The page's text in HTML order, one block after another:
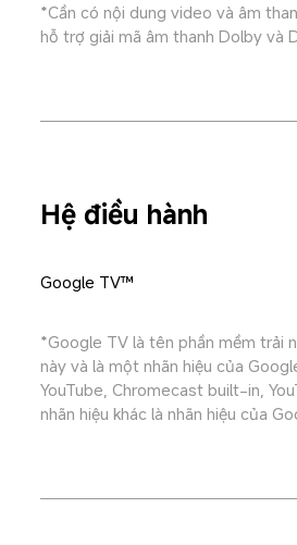
*Cần có nội dung video và âm
hỗ trợ giải mã âm thanh Dolby và
Hệ điều hành
Google TV™
*Google TV là tên phần mềm trải
này và là một nhãn hiệu của
YouTube, Chromecast built-in,
nhãn hiệu khác là nhãn hiệu của